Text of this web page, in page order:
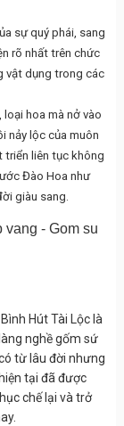
sự quý phái, sang
rõ nhất trên chức
vật dụng trong các
hoa mà nở vào
nảy lộc của muôn
triển liên tục không
Đào Hoa như
giàu sang.
Hút Tài Lộc là
nghề gốm sứ
từ lâu đời nhưng
tại đã được
chế lại và trở